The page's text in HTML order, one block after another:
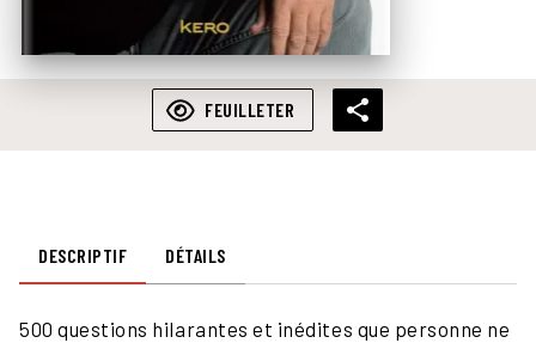
FEUILLETER
DESCRIPTIF DÉTAILS
500 questions hilarantes et inédites que personne ne